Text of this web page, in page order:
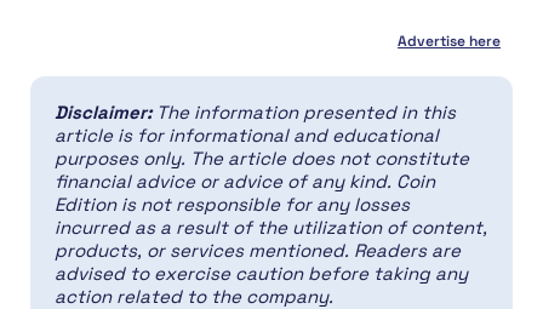
Advertise here
Disclaimer: The information presented in this
article is for informational and educational
purposes only. The article does not constitute
financial advice or advice of any kind. Coin
Edition is not responsible for any losses
incurred as a result of the utilization of content,
products, or services mentioned. Readers are
advised to exercise caution before taking any
action related to the company.